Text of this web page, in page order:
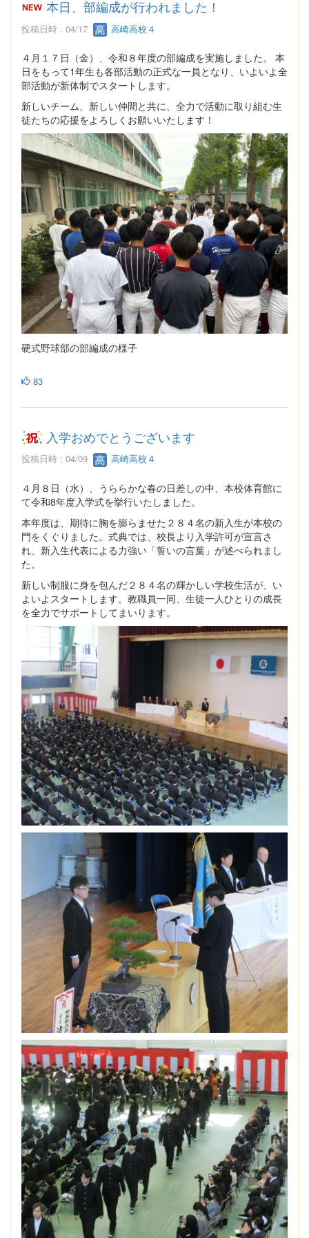
本日、部編成が行われました！
投稿日時 : 04/17 高崎高校４
４月１７日（金）、令和８年度の部編成を実施しました。 本
日をもって1年生も各部活動の正式な一員となり、いよいよ全
部活動が新体制でスタートします。
新しいチーム、新しい仲間と共に、全力で活動に取り組む生
徒たちの応援をよろしくお願いいたします！
硬式野球部の部編成の様子
83
入学おめでとうございます
投稿日時 : 04/09 高崎高校４
４月８日（水）、うららかな春の日差しの中、本校体育館に
て令和8年度入学式を挙行いたしました。
本年度は、期待に胸を膨らませた２８４名の新入生が本校の
門をくぐりました。式典では、校長より入学許可が宣言さ
れ、新入生代表による力強い「誓いの言葉」が述べられまし
た。
新しい制服に身を包んだ２８４名の輝かしい学校生活が、い
よいよスタートします。教職員一同、生徒一人ひとりの成長
を全力でサポートしてまいります。